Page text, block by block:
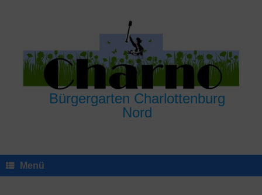
Bürgergarten Charlottenburg
Nord
Menü